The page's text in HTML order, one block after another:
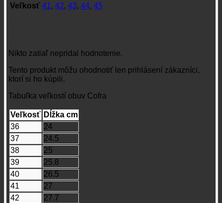
Veľkosť 41,42,43,44,45
Nikto zatiaľ nepridal hodnotenie.
Tento produkt môžu ohodnotiť len prihlásení zákazníci,
ktorí si ho kúpili.
Tabuľka veľkostí obuv Cofra
Veľkosť Dĺžka cm
36
24
37
24.5
38
25
39
25.8
40
26.5
41
27
42
27.7